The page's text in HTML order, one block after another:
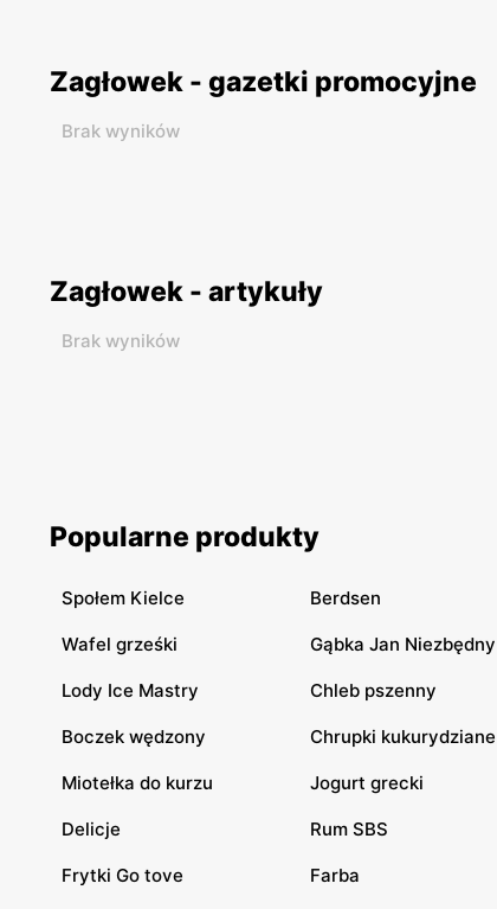
Zagłowek - gazetki promocyjne
Brak wyników
Zagłowek - artykuły
Brak wyników
Popularne produkty
Społem Kielce Berdsen
Wafel grześki Gąbka Jan Niezbędny
Lody Ice Mastry Chleb pszenny
Boczek wędzony Chrupki kukurydziane
Miotełka do kurzu Jogurt grecki
Delicje Rum SBS
Frytki Go tove Farba